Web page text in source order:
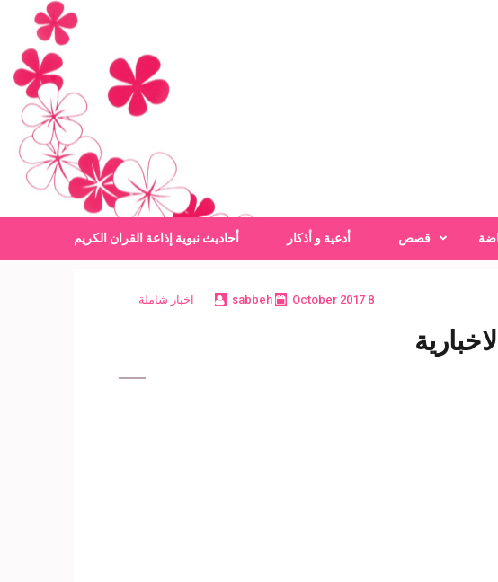
قصص أدعية و أذكار أحاديث نبوية إذاعة القران الكريم
8 October 2017
sabbeh اخبار شاملة